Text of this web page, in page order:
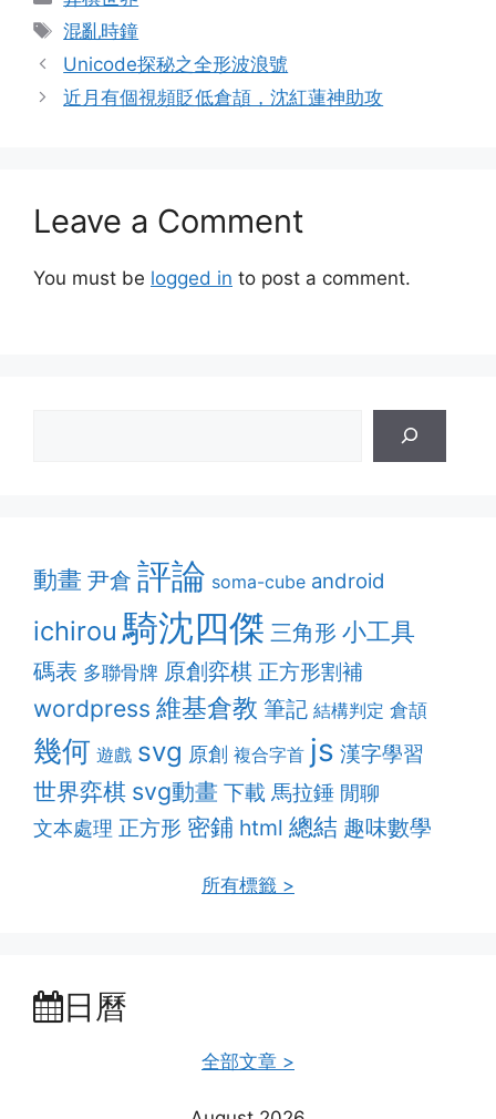
Tags
混亂時鐘
Unicode探秘之全形波浪號
近月有個視頻貶低倉頡，沈紅蓮神助攻
Leave a Comment
You must be logged in to post a comment.
動畫 尹倉 評論 soma-cube android
ichirou 騎沈四傑 三角形 小工具
碼表 多聯骨牌 原創弈棋 正方形割補
wordpress 維基倉教 筆記 結構判定 倉頡
幾何 遊戲 svg 原創 複合字首 js 漢字學習
世界弈棋 svg動畫 下載 馬拉錘 閒聊
文本處理 正方形 密鋪 html 總結 趣味數學
所有標籤 >
日曆
全部文章 >